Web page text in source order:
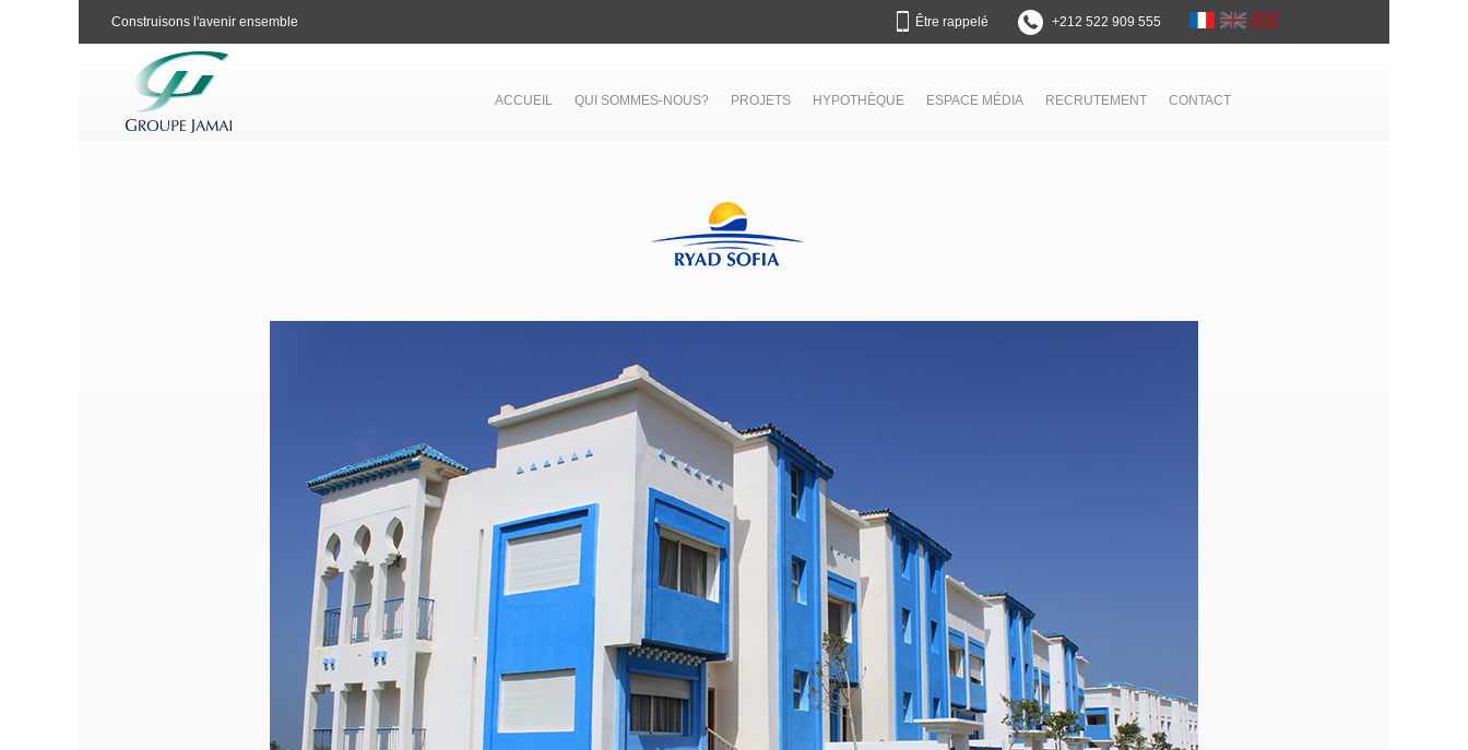
Construisons l'avenir ensemble Être rappelé +212 522 909 555
ACCUEIL QUI SOMMES-NOUS? PROJETS HYPOTHÈQUE ESPACE MÉDIA RECRUTEMENT CONTACT